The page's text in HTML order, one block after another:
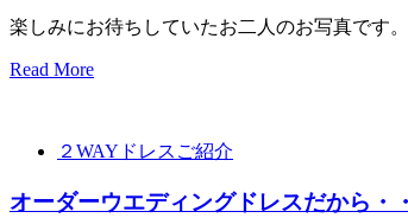
楽しみにお待ちしていたお二人のお写真です
Read More
２WAYドレスご紹介
オーダーウエディングドレスだから・